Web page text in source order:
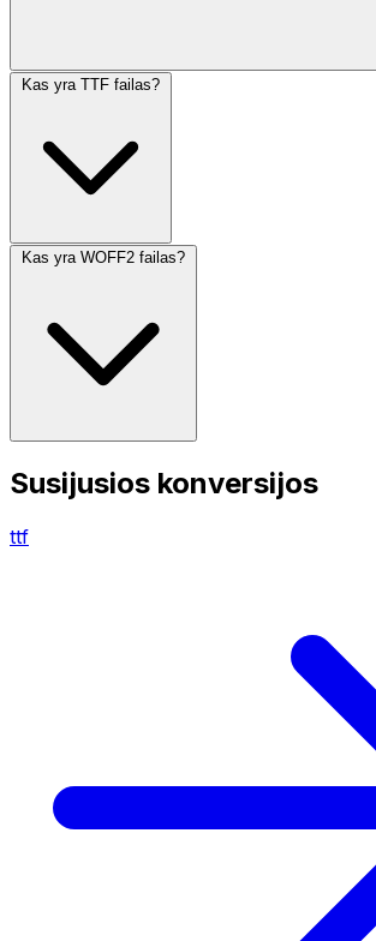
Kas yra TTF failas?
Kas yra WOFF2 failas?
Susijusios konversijos
ttf